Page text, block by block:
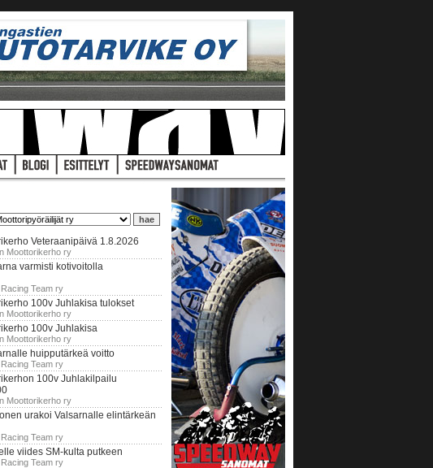
Veteraanipäivä 1.8.2026
Moottorikerho ry
varmisti kotivoitolla
Team ry
100v Juhlakisa tulokset
Moottorikerho ry
100v Juhlakisa
Moottorikerho ry
huipputärkeä voitto
Team ry
100v Juhlakilpailu
Moottorikerho ry
urakoi Valsarnalle elintärkeän
Team ry
viides SM-kulta putkeen
Team ry